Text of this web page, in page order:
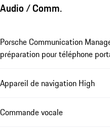
Audio / Comm.
Porsche Communication
préparation pour téléphone
Appareil de navigation High
Commande vocale